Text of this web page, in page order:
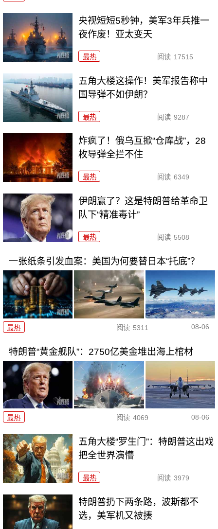
央视短短5秒钟，美军3年兵推一
夜作废！亚太变天
最热 阅读 17515
五角大楼这操作！美军报告称中
国导弹不如伊朗？
最热 阅读 9287
炸疯了！俄乌互掀“仓库战”，28
枚导弹全拦不住
最热 阅读 6349
伊朗赢了？这是特朗普给革命卫
队下“精准毒计”
最热 阅读 5508
一张纸条引发血案：美国为何要替日本“托底”？
最热 阅读 5311 08-06
特朗普“黄金舰队”：2750亿美金堆出海上棺材
最热 阅读 4069 08-06
五角大楼“罗生门”：特朗普这出戏
把全世界演懵
最热 阅读 3979
特朗普扔下两条路，波斯都不
选，美军机又被揍